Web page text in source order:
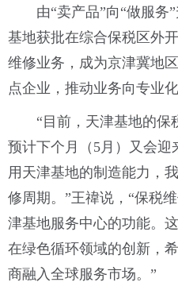
由“卖产品”向“做服务
基地获批在综合保税区外
维修业务，成为京津冀地
点企业，推动业务向专业
“目前，天津基地的保
预计下个月（5月）又会迎
用天津基地的制造能力，
修周期。”王禕说，“保税
津基地服务中心的功能。
在绿色循环领域的创新，
商融入全球服务市场。”